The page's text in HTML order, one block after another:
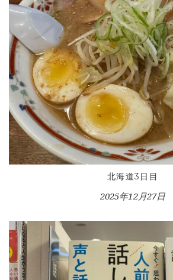
北海道3日目
2025年12月27日